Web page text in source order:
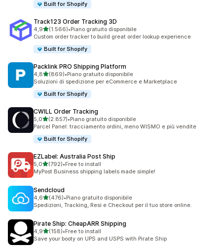
Built for Shopify
Track123 Order Tracking 3D
4,9stelle su 5
(1.566)
1566 recensioni totali
•Piano gratuito disponibile
Custom order tracker to build great order lookup experience
Built for Shopify
Packlink PRO Shipping Platform
4,8stelle su 5
(869)
869 recensioni totali
•Piano gratuito disponibile
Soluzioni di spedizione per eCommerce e Marketplace
Built for Shopify
CWILL Order Tracking
5,0stelle su 5
(2.857)
2857 recensioni totali
•Piano gratuito disponibile
Parcel Panel: tracciamento ordini, meno WISMO e più vendite
Built for Shopify
EZLabel: Australia Post Ship
5,0stelle su 5
(792)
792 recensioni totali
•Free to install
MyPost Business shipping labels made simple!
Sendcloud
4,6stelle su 5
(476)
476 recensioni totali
•Piano gratuito disponibile
Spedizioni, Tracking, Resi e Checkout per il tuo store online.
Pirate Ship: CheapARR Shipping
4,9stelle su 5
(158)
158 recensioni totali
•Free to install
Save your booty on UPS and USPS with Pirate Ship